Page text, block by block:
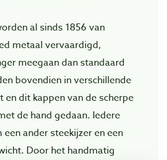
al sinds 1856 van
metaal vervaardigd,
meegaan dan standaard
bovendien in verschillende
en dit kappen van de scherpe
de hand gedaan. Iedere
ander steekijzer en een
Door het handmatig